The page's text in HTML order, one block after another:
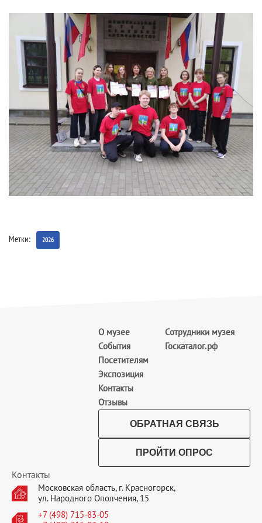
Метки: 2026
О музее
События
Посетителям
Экспозиция
Контакты
Отзывы
Сотрудники музея
Госкаталог.рф
ОБРАТНАЯ СВЯЗЬ
ПРОЙТИ ОПРОС
Контакты
Московская область, г. Красногорск,
ул. Народного Ополчения, 15
+7 (498) 715-83-05